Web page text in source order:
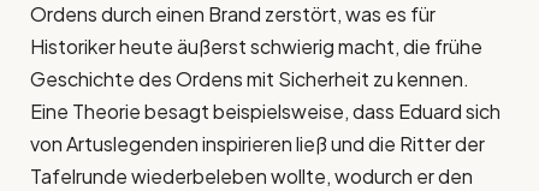
Ordens durch einen Brand zerstört, was es für
Historiker heute äußerst schwierig macht, die frühe
Geschichte des Ordens mit Sicherheit zu kennen.
Eine Theorie besagt beispielsweise, dass Eduard sich
von Artuslegenden inspirieren ließ und die Ritter der
Tafelrunde wiederbeleben wollte, wodurch er den